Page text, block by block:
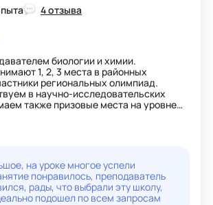
4 отзыва
биологии и химии.
1, 2, 3 места в районных
региональных олимпиад.
в научно-исследовательских
также призовые места на уровне
конкурса Учитель года в
на уровне района.
уроки интересно, увлекательно.
по повышению квалификации, стараюсь
и хороших результатов своих
на уроке многое успели
понравилось, преподаватель
рады, что выбрали эту школу,
подошел по всем запросам